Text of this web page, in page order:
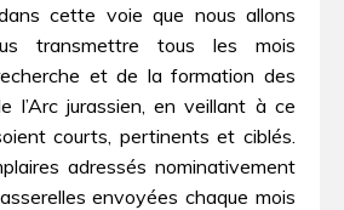
cette voie que nous allons
transmettre tous les mois
et de la formation des
l’Arc jurassien, en veillant à ce
courts, pertinents et ciblés.
adressés nominativement
envoyées chaque mois